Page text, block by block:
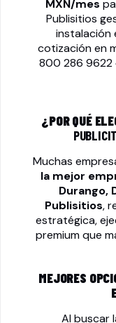
MXN/mes
Publisitios
instalación
cotización en
800 286 9622
¿POR QUÉ
Muchas
la mejor
Durango,
Publisitios,
estratégica,
premium que
MEJORES
Al buscar